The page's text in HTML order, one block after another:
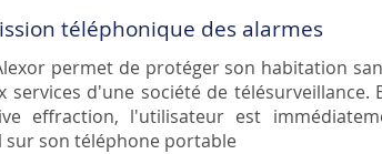
téléphonique des alarmes
permet de protéger son habitation
services d'une société de télésurveillance.
effraction, l'utilisateur est
sur son téléphone portable